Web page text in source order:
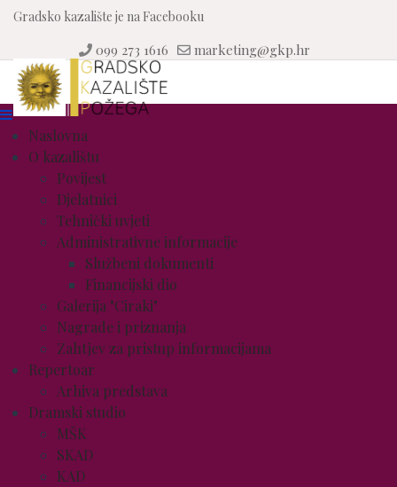
Gradsko kazalište je na Facebooku
099 273 1616 marketing@gkp.hr
Naslovna
O kazalištu
Povijest
Djelatnici
Tehnički uvjeti
Administrativne informacije
Službeni dokumenti
Financijski dio
Galerija "Ciraki"
Nagrade i priznanja
Zahtjev za pristup informacijama
Repertoar
Arhiva predstava
Dramski studio
MŠK
SKAD
KAD